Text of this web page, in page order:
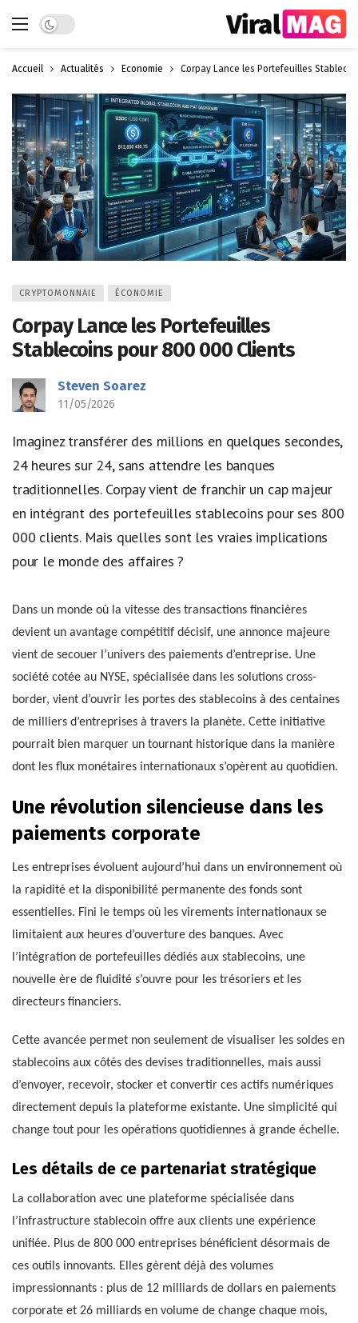
Dark mode
Accueil Actualités Économie Corpay Lance les Portefeuilles
CRYPTOMONNAIE ÉCONOMIE
Corpay Lance les Portefeuilles
Stablecoins pour 800 000 Clients
Steven Soarez
11/05/2026
Imaginez transférer des millions en quelques secondes,
24 heures sur 24, sans attendre les banques
traditionnelles. Corpay vient de franchir un cap majeur
en intégrant des portefeuilles stablecoins pour ses 800
000 clients. Mais quelles sont les vraies implications
pour le monde des affaires ?
Dans un monde où la vitesse des transactions financières
devient un avantage compétitif décisif, une annonce majeure
vient de secouer l’univers des paiements d’entreprise. Une
société cotée au NYSE, spécialisée dans les solutions cross-
border, vient d’ouvrir les portes des stablecoins à des centaines
de milliers d’entreprises à travers la planète. Cette initiative
pourrait bien marquer un tournant historique dans la manière
dont les flux monétaires internationaux s’opèrent au quotidien.
Une révolution silencieuse dans les
paiements corporate
Les entreprises évoluent aujourd’hui dans un environnement où
la rapidité et la disponibilité permanente des fonds sont
essentielles. Fini le temps où les virements internationaux se
limitaient aux heures d’ouverture des banques. Avec
l’intégration de portefeuilles dédiés aux stablecoins, une
nouvelle ère de fluidité s’ouvre pour les trésoriers et les
directeurs financiers.
Cette avancée permet non seulement de visualiser les soldes en
stablecoins aux côtés des devises traditionnelles, mais aussi
d’envoyer, recevoir, stocker et convertir ces actifs numériques
directement depuis la plateforme existante. Une simplicité qui
change tout pour les opérations quotidiennes à grande échelle.
Les détails de ce partenariat stratégique
La collaboration avec une plateforme spécialisée dans
l’infrastructure stablecoin offre aux clients une expérience
unifiée. Plus de 800 000 entreprises bénéficient désormais de
ces outils innovants. Elles gèrent déjà des volumes
impressionnants : plus de 12 milliards de dollars en paiements
corporate et 26 milliards en volume de change chaque mois,